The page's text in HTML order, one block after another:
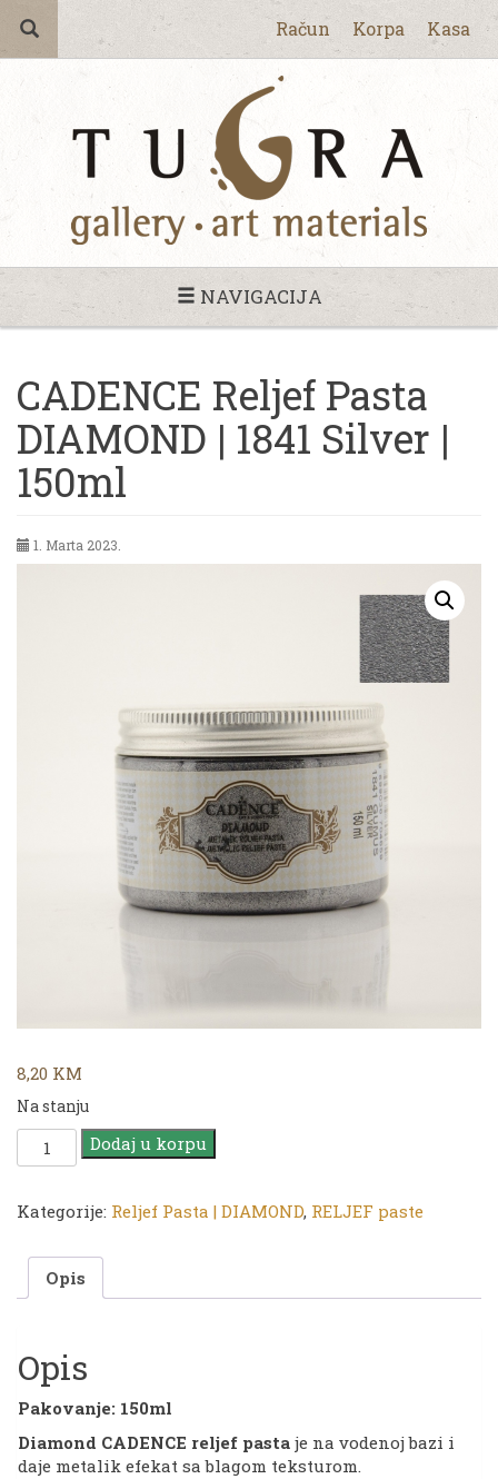
Račun Korpa Kasa
NAVIGACIJA
CADENCE Reljef Pasta
DIAMOND | 1841 Silver |
150ml
1. Marta 2023.
8,20 KM
Na stanju
CADENCE
Reljef
DIAMOND
1841
Silver
|
količina
Dodaj u korpu
Kategorije: Reljef Pasta | DIAMOND, RELJEF paste
Opis
Opis
Pakovanje: 150ml
Diamond CADENCE reljef pasta je na vodenoj bazi i
daje metalik efekat sa blagom teksturom.